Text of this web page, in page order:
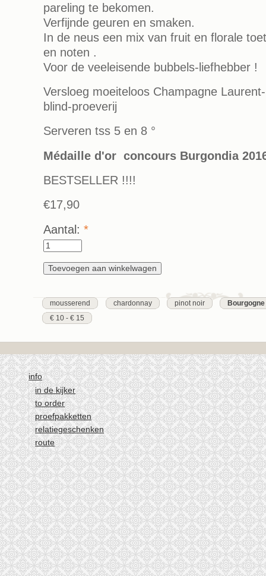
pareling te bekomen.
Verfijnde geuren en smaken.
In de neus een mix van fruit en florale
en noten .
Voor de veeleisende bubbels-liefhebber !
Versloeg moeiteloos Champagne
blind-proeverij
Serveren tss 5 en 8 °
Médaille d'or concours Burgondia
BESTSELLER !!!!
€17,90
Aantal: *
mousserend chardonnay pinot noir
Bourgogne
€ 10 - € 15
info
in de kijker
to order
proefpakketten
relatiegeschenken
route